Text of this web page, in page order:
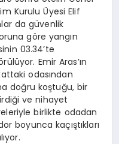
Kurulu Üyesi Elif
da güvenlik
göre yangın
03.34’te
Emir Aras’ın
odasından
doğru koştuğu, bir
ve nihayet
birlikte odadan
boyunca kaçıştıkları